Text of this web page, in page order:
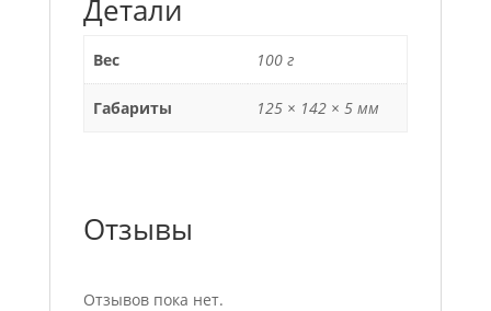
Детали
Вес 100 г
Габариты 125 × 142 × 5 мм
Отзывы
Отзывов пока нет.